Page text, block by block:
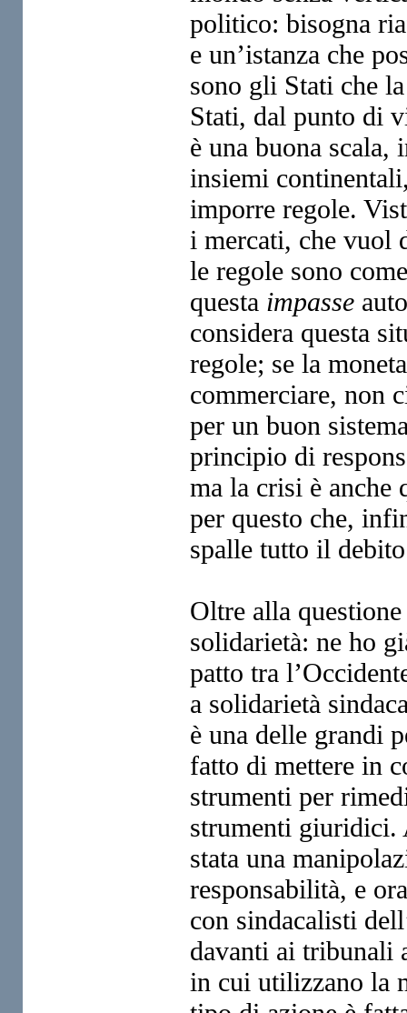
politico: bisogna
e un’istanza che
sono gli Stati che
Stati, dal punto di
è una buona scala,
insiemi
imporre regole.
i mercati, che vuol
le regole sono
questa impasse
considera questa
regole; se la
commerciare, non
per un buon
principio di
ma la crisi è
per questo che,
spalle tutto il
Oltre alla
solidarietà: ne ho
patto tra
a solidarietà s
è una delle grandi
fatto di mettere in
strumenti per
strumenti
stata una
responsabilità, e
con sindacalisti
davanti ai tribunali
in cui utilizzano la